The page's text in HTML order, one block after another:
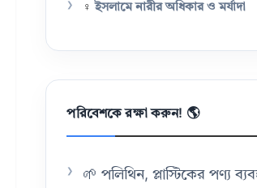
♀️ইসলামে নারীর অধিকার ও মর্যাদা
পরিবেশকে রক্ষা করুন! 🌎
🌱 পলিথিন, প্লাস্টিকের পণ্য